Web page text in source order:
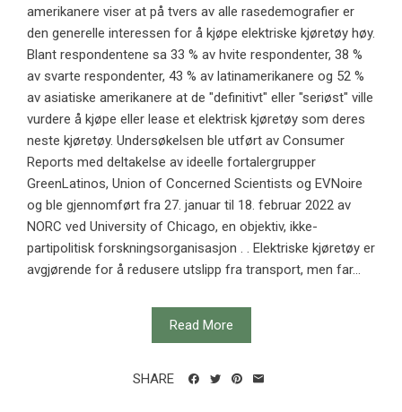
amerikanere viser at på tvers av alle rasedemografier er
den generelle interessen for å kjøpe elektriske kjøretøy høy.
Blant respondentene sa 33 % av hvite respondenter, 38 %
av svarte respondenter, 43 % av latinamerikanere og 52 %
av asiatiske amerikanere at de "definitivt" eller "seriøst" ville
vurdere å kjøpe eller lease et elektrisk kjøretøy som deres
neste kjøretøy. Undersøkelsen ble utført av Consumer
Reports med deltakelse av ideelle fortalergrupper
GreenLatinos, Union of Concerned Scientists og EVNoire
og ble gjennomført fra 27. januar til 18. februar 2022 av
NORC ved University of Chicago, en objektiv, ikke-
partipolitisk forskningsorganisasjon . . Elektriske kjøretøy er
avgjørende for å redusere utslipp fra transport, men far...
Read More
SHARE